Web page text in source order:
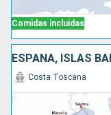
Comidas incluidas
Costa Toscana